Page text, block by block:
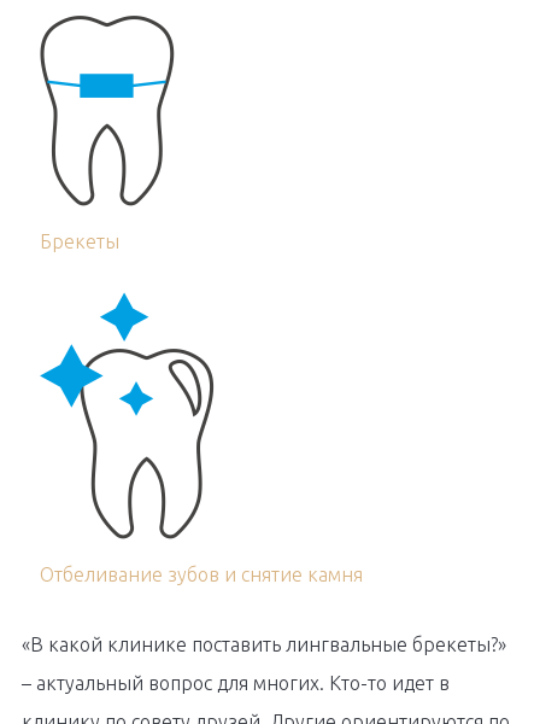
Брекеты
Отбеливание зубов и снятие камня
«В какой клинике поставить лингвальные брекеты?»
– актуальный вопрос для многих. Кто-то идет в